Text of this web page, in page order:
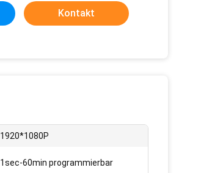
Kontakt
1920*1080P
1sec-60min programmierbar